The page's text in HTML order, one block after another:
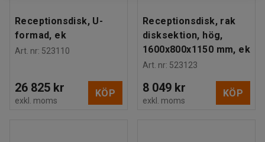
Receptionsdisk, U-
formad, ek
Art. nr: 523110
26 825 kr
exkl. moms
KÖP
Receptionsdisk, rak
disksektion, hög,
1600x800x1150 mm, ek
Art. nr: 523123
8 049 kr
exkl. moms
KÖP